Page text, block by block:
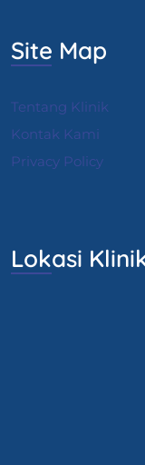
Site Map
Tentang Klinik
Kontak Kami
Privacy Policy
Lokasi